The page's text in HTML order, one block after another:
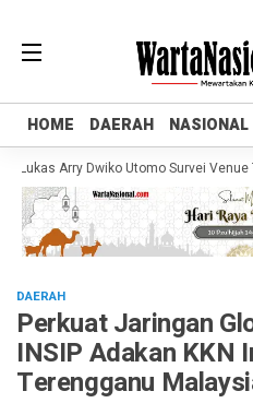
HOME DAERAH NASIONAL
HOME DAERAH NASIONAL
Arry Dwiko Utomo Survei Venue
DAERAH
Perkuat Jaringan
INSIP Adakan KKN
Terengganu